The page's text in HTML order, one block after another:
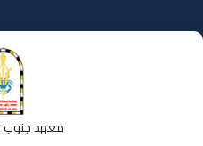
إلى
المحتوى
معهد جنوب